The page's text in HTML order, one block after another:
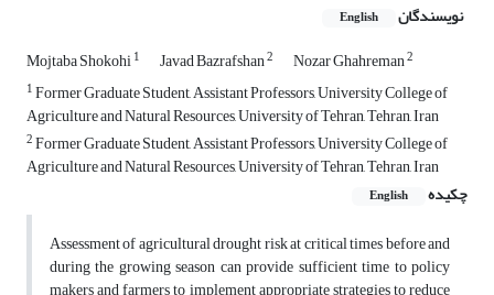
نویسندگان English
Mojtaba Shokohi1 Javad Bazrafshan2 Nozar Ghahreman2
1Former Graduate Student, Assistant Professors, University College of
Agriculture and Natural Resources, University of Tehran, Tehran, Iran
2Former Graduate Student, Assistant Professors, University College of
Agriculture and Natural Resources, University of Tehran, Tehran, Iran
چکیده
English
Assessment of agricultural drought risk at critical times before and
during the growing season can provide sufficient time to policy